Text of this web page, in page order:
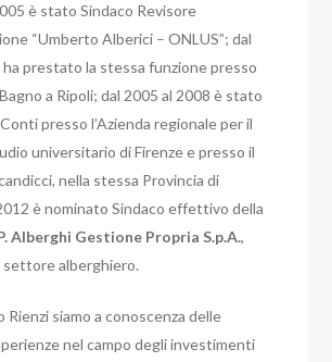
è stato Sindaco Revisore
“Umberto Alberici – ONLUS”; dal
ha prestato la stessa funzione presso
a Ripoli; dal 2005 al 2008 è stato
presso l’Azienda regionale per il
universitario di Firenze e presso il
nella stessa Provincia di
è nominato Sindaco effettivo della
Alberghi Gestione Propria S.p.A.,
alberghiero.
Rienzi siamo a conoscenza delle
nel campo degli investimenti